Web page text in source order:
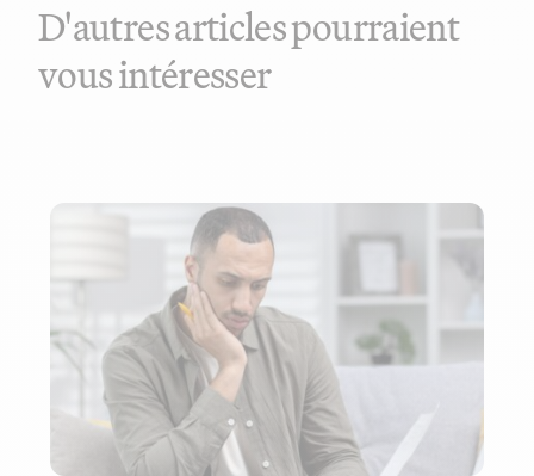
D'autres articles pourraient
vous intéresser